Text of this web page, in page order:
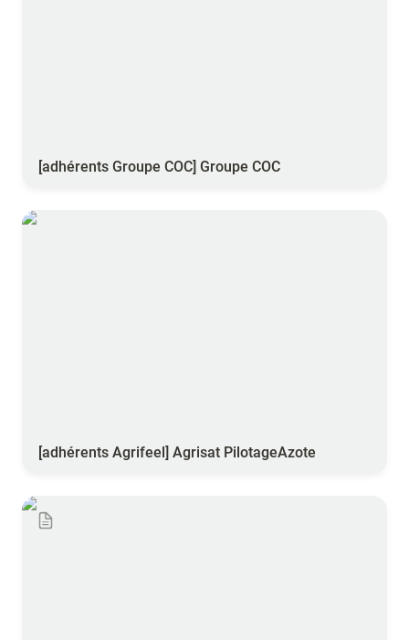
[adhérents Groupe COC] Groupe COC
[adhérents Agrifeel] Agrisat PilotageAzote
[adhérents Agrifeel] Agrisat PilotageAzote
[adhérents Terre Atlantique] TourDePlaine